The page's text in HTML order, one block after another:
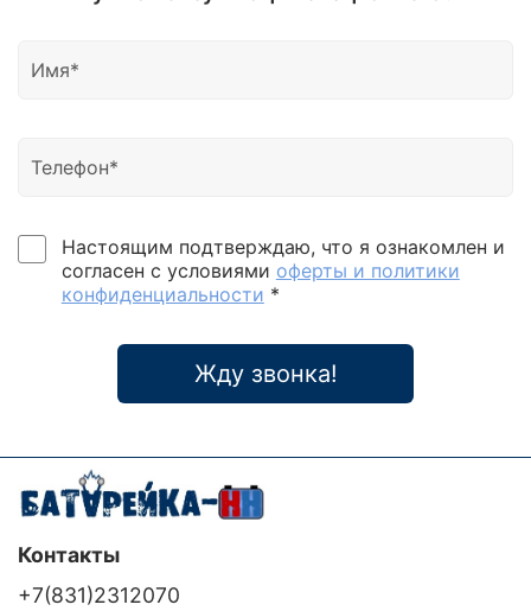
Настоящим подтверждаю, что я ознакомлен и
согласен с условиями оферты и политики
конфиденциальности *
Жду звонка!
Контакты
+7(831)2312070